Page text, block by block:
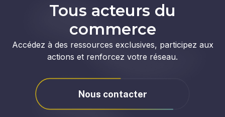
Tous acteurs du
commerce
Accédez à des ressources exclusives, participez aux
actions et renforcez votre réseau.
Nous contacter